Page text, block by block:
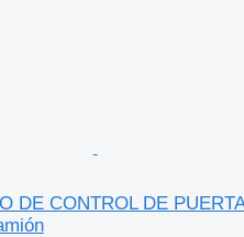
DE CONTROL DE